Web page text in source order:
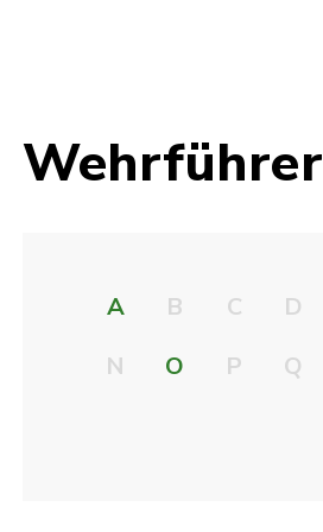
Wehrführer
A B C D
N
O P Q